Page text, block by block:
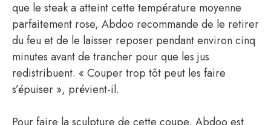
que le steak a atteint cette température moyenne
parfaitement rose, Abdoo recommande de le retirer
du feu et de le laisser reposer pendant environ cinq
minutes avant de trancher pour que les jus
redistribuent. « Couper trop tôt peut les faire
s’épuiser », prévient-il.